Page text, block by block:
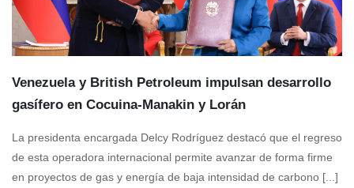
Venezuela y British Petroleum impulsan desarrollo
gasífero en Cocuina-Manakin y Lorán
La presidenta encargada Delcy Rodríguez destacó que el regreso
de esta operadora internacional permite avanzar de forma firme
en proyectos de gas y energía de baja intensidad de carbono [...]